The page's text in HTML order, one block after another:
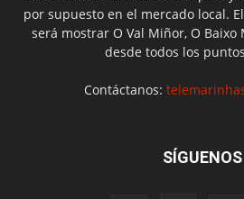
por supuesto en el mercado local.
será mostrar O Val Miñor, O Baixo
desde todos los
Contáctanos:
SÍGUENOS